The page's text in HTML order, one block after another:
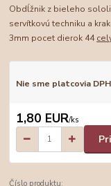
Obdĺžnik z bieleho
servítkovú techniku a
3mm pocet dierok 44
Nie sme platcovia DPH
1,80 EUR/ks
Číslo produktu: